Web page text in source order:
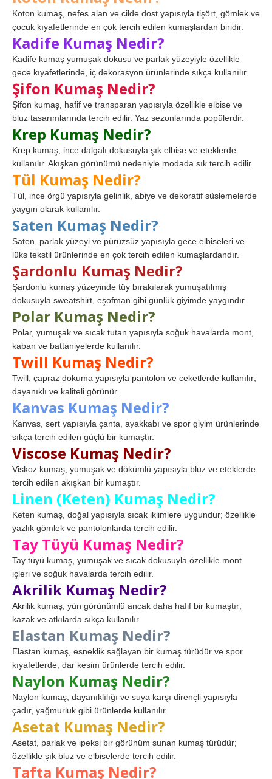
Koton kumaş, nefes alan ve cilde dost yapısıyla tişört, gömlek ve
çocuk kıyafetlerinde en çok tercih edilen kumaşlardan biridir.
Kadife Kumaş Nedir?
Kadife kumaş yumuşak dokusu ve parlak yüzeyiyle özellikle
gece kıyafetlerinde, iç dekorasyon ürünlerinde sıkça kullanılır.
Şifon Kumaş Nedir?
Şifon kumaş, hafif ve transparan yapısıyla özellikle elbise ve
bluz tasarımlarında tercih edilir. Yaz sezonlarında popülerdir.
Krep Kumaş Nedir?
Krep kumaş, ince dalgalı dokusuyla şık elbise ve eteklerde
kullanılır. Akışkan görünümü nedeniyle modada sık tercih edilir.
Tül Kumaş Nedir?
Tül, ince örgü yapısıyla gelinlik, abiye ve dekoratif süslemelerde
yaygın olarak kullanılır.
Saten Kumaş Nedir?
Saten, parlak yüzeyi ve pürüzsüz yapısıyla gece elbiseleri ve
lüks tekstil ürünlerinde en çok tercih edilen kumaşlardandır.
Şardonlu Kumaş Nedir?
Şardonlu kumaş yüzeyinde tüy bırakılarak yumuşatılmış
dokusuyla sweatshirt, eşofman gibi günlük giyimde yaygındır.
Polar Kumaş Nedir?
Polar, yumuşak ve sıcak tutan yapısıyla soğuk havalarda mont,
kaban ve battaniyelerde kullanılır.
Twill Kumaş Nedir?
Twill, çapraz dokuma yapısıyla pantolon ve ceketlerde kullanılır;
dayanıklı ve kaliteli görünür.
Kanvas Kumaş Nedir?
Kanvas, sert yapısıyla çanta, ayakkabı ve spor giyim ürünlerinde
sıkça tercih edilen güçlü bir kumaştır.
Viscose Kumaş Nedir?
Viskoz kumaş, yumuşak ve dökümlü yapısıyla bluz ve eteklerde
tercih edilen akışkan bir kumaştır.
Linen (Keten) Kumaş Nedir?
Keten kumaş, doğal yapısıyla sıcak iklimlere uygundur; özellikle
yazlık gömlek ve pantolonlarda tercih edilir.
Tay Tüyü Kumaş Nedir?
Tay tüyü kumaş, yumuşak ve sıcak dokusuyla özellikle mont
içleri ve soğuk havalarda tercih edilir.
Akrilik Kumaş Nedir?
Akrilik kumaş, yün görünümlü ancak daha hafif bir kumaştır;
kazak ve atkılarda sıkça kullanılır.
Elastan Kumaş Nedir?
Elastan kumaş, esneklik sağlayan bir kumaş türüdür ve spor
kıyafetlerde, dar kesim ürünlerde tercih edilir.
Naylon Kumaş Nedir?
Naylon kumaş, dayanıklılığı ve suya karşı dirençli yapısıyla
çadır, yağmurluk gibi ürünlerde kullanılır.
Asetat Kumaş Nedir?
Asetat, parlak ve ipeksi bir görünüm sunan kumaş türüdür;
özellikle şık bluz ve elbiselerde tercih edilir.
Tafta Kumaş Nedir?